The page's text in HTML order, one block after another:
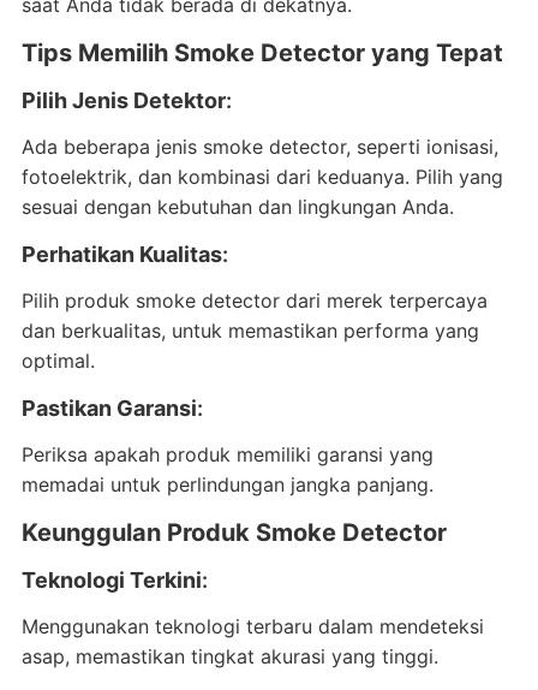
saat Anda tidak berada di dekatnya.
Tips Memilih Smoke Detector yang Tepat
Pilih Jenis Detektor:
Ada beberapa jenis smoke detector, seperti ionisasi,
fotoelektrik, dan kombinasi dari keduanya. Pilih yang
sesuai dengan kebutuhan dan lingkungan Anda.
Perhatikan Kualitas:
Pilih produk smoke detector dari merek terpercaya
dan berkualitas, untuk memastikan performa yang
optimal.
Pastikan Garansi:
Periksa apakah produk memiliki garansi yang
memadai untuk perlindungan jangka panjang.
Keunggulan Produk Smoke Detector
Teknologi Terkini:
Menggunakan teknologi terbaru dalam mendeteksi
asap, memastikan tingkat akurasi yang tinggi.